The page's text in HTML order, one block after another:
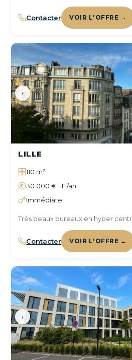
Contacter VOIR L'OFFRE →
‹
LILLE
110 m²
30 000 € HT/an
Immédiate
Très beaux bureaux en hyper
Contacter VOIR L'OFFRE →
‹